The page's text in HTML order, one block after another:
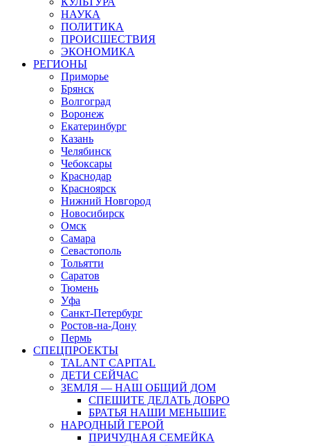
НАУКА
ПОЛИТИКА
ПРОИСШЕСТВИЯ
ЭКОНОМИКА
РЕГИОНЫ
Приморье
Брянск
Волгоград
Воронеж
Екатеринбург
Казань
Челябинск
Чебоксары
Краснодар
Красноярск
Нижний Новгород
Новосибирск
Омск
Самара
Севастополь
Тольятти
Саратов
Тюмень
Уфа
Санкт-Петербург
Ростов-на-Дону
Пермь
СПЕЦПРОЕКТЫ
TALANT CAPITAL
ДЕТИ СЕЙЧАС
ЗЕМЛЯ — НАШ ОБЩИЙ ДОМ
СПЕШИТЕ ДЕЛАТЬ ДОБРО
БРАТЬЯ НАШИ МЕНЬШИЕ
НАРОДНЫЙ ГЕРОЙ
ПРИЧУДНАЯ СЕМЕЙКА